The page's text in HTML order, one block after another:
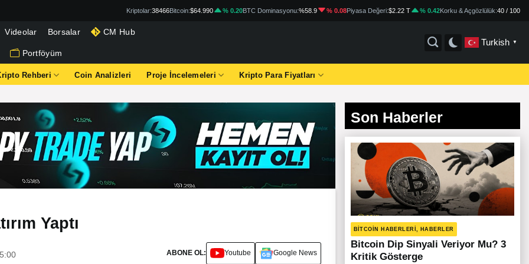
Kriptolar:38466Bitcoin:$64.990 % 0.20BTC Dominasyonu:%58.9 % 0.08Piyasa Değeri:$2.22 T % 0.42Korku & Açgözlülük:40 / 100
Videolar Borsalar CM Hub
Portföyüm
Turkish ▼
Rehberi Coin Analizleri Proje İncelemeleri Kripto Para Fiyatları
Yaptı
ABONE OL: Youtube Google News
Son Haberler
BITCOIN HABERLERI, HABERLER
Bitcoin Dip Sinyali Veriyor Mu? 3
Kritik Gösterge